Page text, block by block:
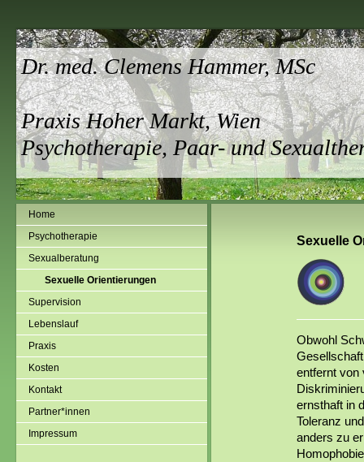
Dr. med. Clemens Hammer, MSc
Praxis Hoher Markt, Wien
Psychotherapie, Paar- und
Home
Psychotherapie
Sexualberatung
Sexuelle Orientierungen
Supervision
Lebenslauf
Praxis
Kosten
Kontakt
Partner*innen
Impressum
Sexuelle
Obwohl
entfernt von
ernsthaft in
Toleranz
anders zu